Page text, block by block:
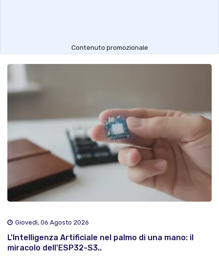
Contenuto promozionale
Giovedì, 06 Agosto 2026
L'Intelligenza Artificiale nel palmo di una mano: il
miracolo dell'ESP32-S3..